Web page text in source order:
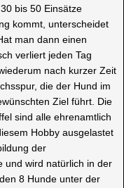
bis 50 Einsätze
kommt, unterscheidet
man dann einen
verliert jeden Tag
nach kurzer Zeit
die der Hund im
Ziel führt. Die
sind alle ehrenamtlich
Hobby ausgelastet
der
und wird natürlich in der
8 Hunde unter der